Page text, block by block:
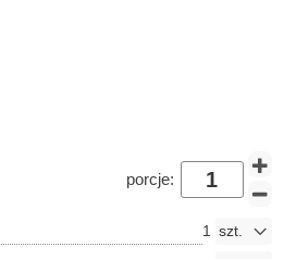
porcje:
1